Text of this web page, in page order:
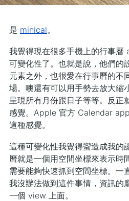
是 minical。
我覺得現在很多手機上的行事曆
可變化性了。也就是說，他們的
元素之外，也很愛在行事曆的不
場。噢還有可以用手勢去放大縮
呈現所有月份跟日子等等。反正
感覺。Apple 官方 Calendar
這種感覺。
這種可變化性我覺得蠻造成我的
曆就是一個用空間坐標來表示時
需要能夠快速抓到空間坐標。一
我沒辦法做到這件事情，資訊的
一個 view 上面。